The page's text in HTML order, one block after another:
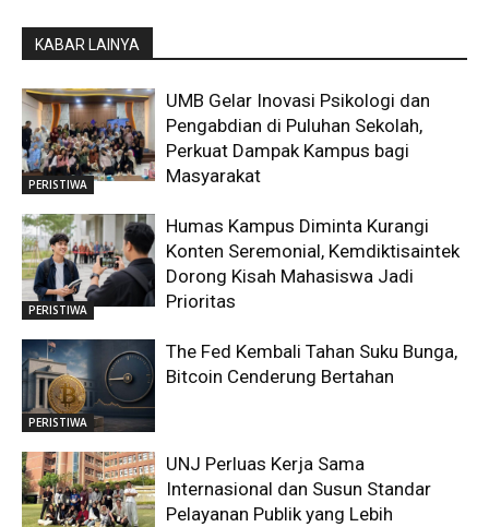
KABAR LAINYA
PERISTIWA
UMB Gelar Inovasi Psikologi dan
Pengabdian di Puluhan Sekolah,
Perkuat Dampak Kampus bagi
Masyarakat
PERISTIWA
Humas Kampus Diminta Kurangi
Konten Seremonial, Kemdiktisaintek
Dorong Kisah Mahasiswa Jadi
Prioritas
PERISTIWA
The Fed Kembali Tahan Suku Bunga,
Bitcoin Cenderung Bertahan
UNJ Perluas Kerja Sama
Internasional dan Susun Standar
Pelayanan Publik yang Lebih